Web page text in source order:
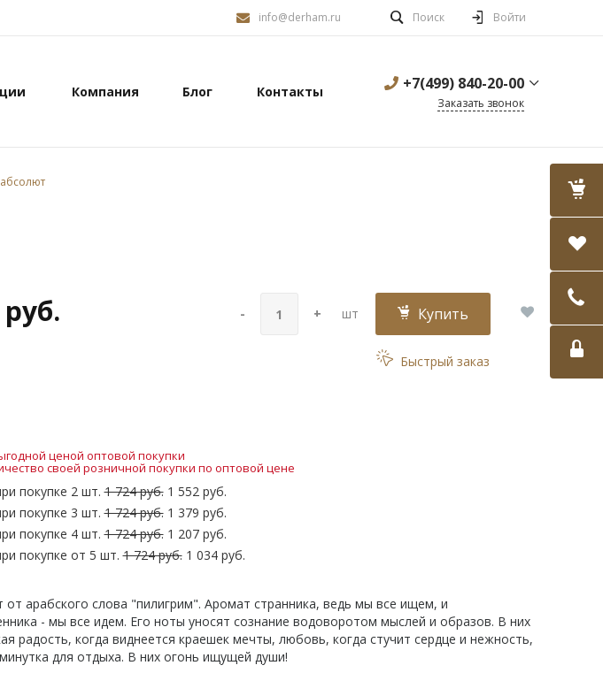
info@derham.ru Поиск Войти
Компания Блог Контакты +7(499) 840-20-00
Заказать звонок
- + шт Купить
Быстрый заказ
ценой оптовой покупки
своей розничной покупки по оптовой цене
покупке 2 шт.1 724 руб.1 552 руб.
покупке 3 шт.1 724 руб.1 379 руб.
покупке 4 шт.1 724 руб.1 207 руб.
покупке от 5 шт.1 724 руб.1 034 руб.
от арабского слова "пилигрим". Аромат странника, ведь мы все ищем, и
- мы все идем. Его ноты уносят сознание водоворотом мыслей и образов. В них
радость, когда виднеется краешек мечты, любовь, когда стучит сердце и нежность,
для отдыха. В них огонь ищущей души!